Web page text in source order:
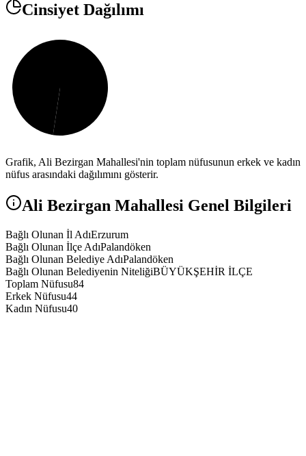
Cinsiyet Dağılımı
Grafik, Ali Bezirgan Mahallesi'nin toplam nüfusunun erkek ve kadın
nüfus arasındaki dağılımını gösterir.
Ali Bezirgan Mahallesi Genel Bilgileri
Bağlı Olunan İl AdıErzurum
Bağlı Olunan İlçe AdıPalandöken
Bağlı Olunan Belediye AdıPalandöken
Bağlı Olunan Belediyenin NiteliğiBÜYÜKŞEHİR İLÇE
Toplam Nüfusu84
Erkek Nüfusu44
Kadın Nüfusu40